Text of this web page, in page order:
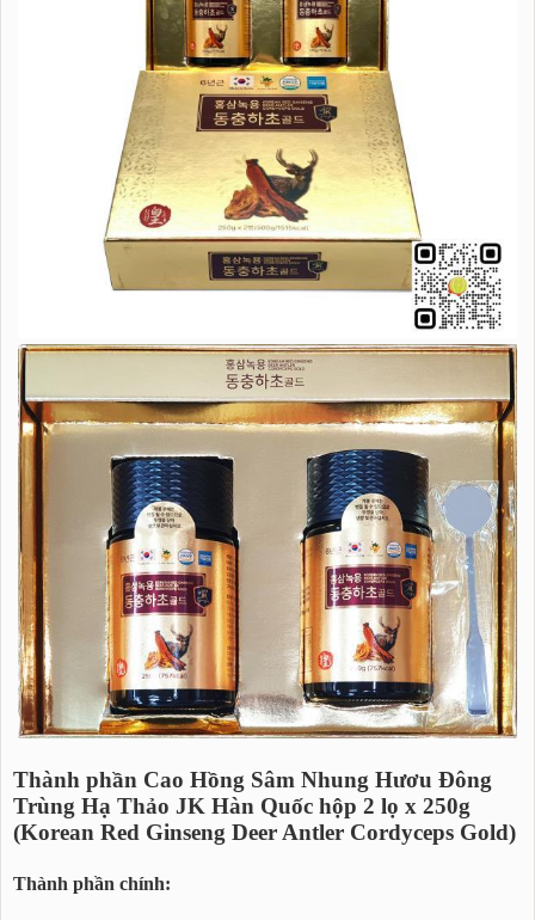
Thành phần Cao Hồng Sâm Nhung Hươu Đông
Trùng Hạ Thảo JK Hàn Quốc hộp 2 lọ x 250g
(Korean Red Ginseng Deer Antler Cordyceps Gold)
Thành phần chính: